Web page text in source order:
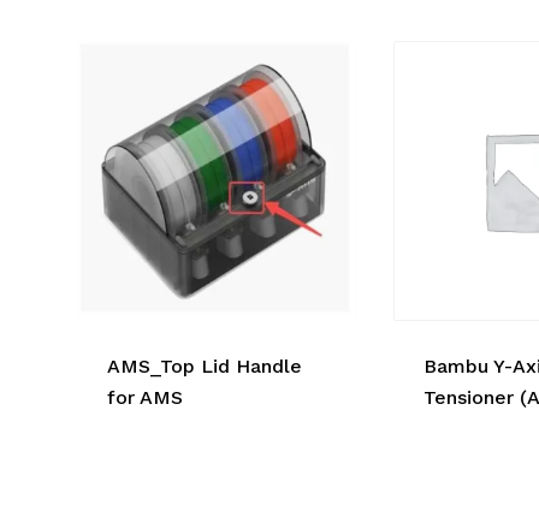
AMS_Top Lid Handle
for AMS
Bambu Y-
Tensioner